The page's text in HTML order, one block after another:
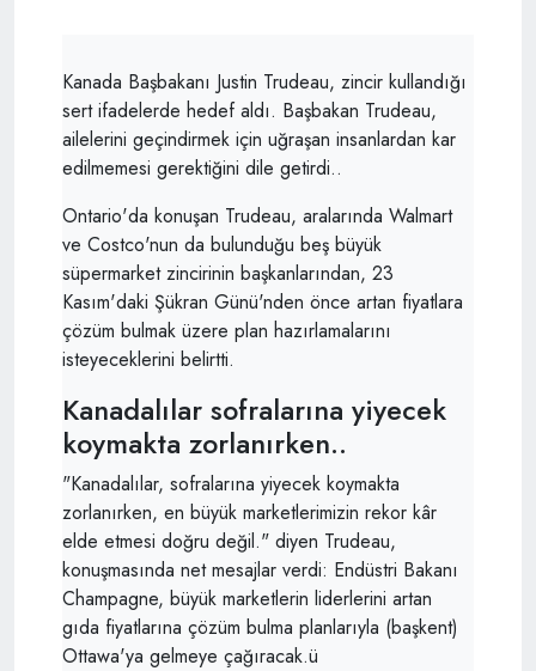
Kanada Başbakanı Justin Trudeau, zincir kullandığı
sert ifadelerde hedef aldı. Başbakan Trudeau,
ailelerini geçindirmek için uğraşan insanlardan kar
edilmemesi gerektiğini dile getirdi..
Ontario'da konuşan Trudeau, aralarında Walmart
ve Costco'nun da bulunduğu beş büyük
süpermarket zincirinin başkanlarından, 23
Kasım'daki Şükran Günü'nden önce artan fiyatlara
çözüm bulmak üzere plan hazırlamalarını
isteyeceklerini belirtti.
Kanadalılar sofralarına yiyecek
koymakta zorlanırken..
"Kanadalılar, sofralarına yiyecek koymakta
zorlanırken, en büyük marketlerimizin rekor kâr
elde etmesi doğru değil." diyen Trudeau,
konuşmasında net mesajlar verdi: Endüstri Bakanı
Champagne, büyük marketlerin liderlerini artan
gıda fiyatlarına çözüm bulma planlarıyla (başkent)
Ottawa'ya gelmeye çağıracak.ü